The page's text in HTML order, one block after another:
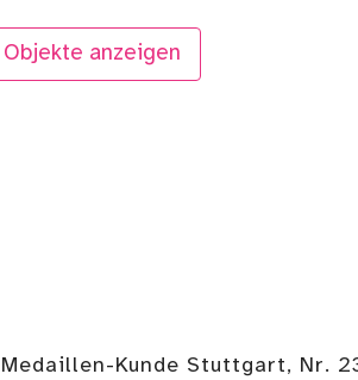
Objekte anzeigen
Kunde Stuttgart, Nr.